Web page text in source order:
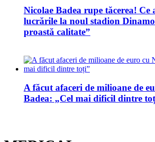
Nicolae Badea rupe tăcerea! Ce
lucrările la noul stadion
proastă calitate”
A făcut afaceri de milioane de
Badea: „Cel mai dificil dintre